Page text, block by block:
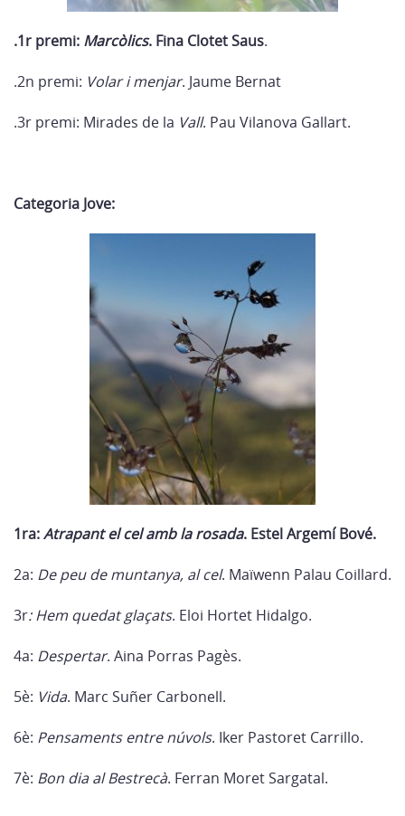
.1r premi: Marcòlics. Fina Clotet Saus.
.2n premi: Volar i menjar. Jaume Bernat
.3r premi: Mirades de la Vall. Pau Vilanova Gallart.
Categoria Jove:
1ra:Atrapant el cel amb la rosada. Estel Argemí Bové.
2a: De peu de muntanya, al cel. Maïwenn Palau Coillard.
3r: Hem quedat glaçats. Eloi Hortet Hidalgo.
4a: Despertar. Aina Porras Pagès.
5è: Vida. Marc Suñer Carbonell.
6è: Pensaments entre núvols. Iker Pastoret Carrillo.
7è: Bon dia al Bestrecà. Ferran Moret Sargatal.